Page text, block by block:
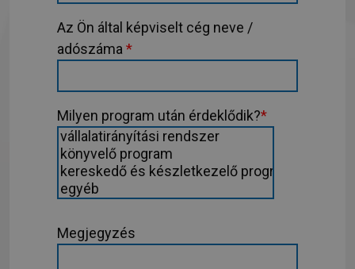
Az Ön által képviselt cég neve /
adószáma*
Milyen program után érdeklődik?*
Megjegyzés